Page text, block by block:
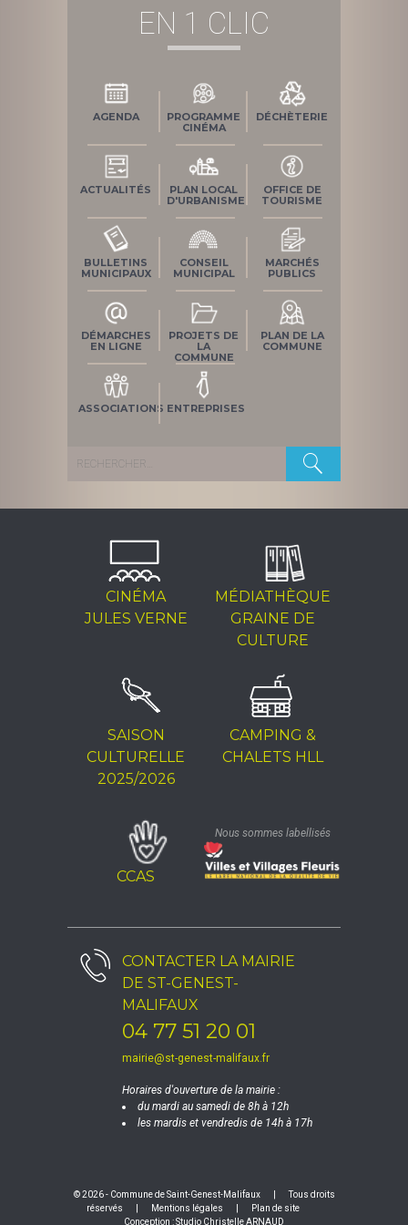
EN 1 CLIC
AGENDA
PROGRAMME
CINÉMA
DÉCHÈTERIE
ACTUALITÉS
PLAN LOCAL
D'URBANISME
OFFICE DE
TOURISME
BULLETINS
MUNICIPAUX
CONSEIL
MUNICIPAL
MARCHÉS
PUBLICS
DÉMARCHES
EN LIGNE
PROJETS DE
LA
COMMUNE
PLAN DE LA
COMMUNE
ASSOCIATIONS ENTREPRISES
Rechercher :
CINÉMA
JULES VERNE
MÉDIATHÈQUE
GRAINE DE
CULTURE
SAISON
CULTURELLE
2025/2026
CAMPING &
CHALETS HLL
CCAS
Nous sommes labellisés
CONTACTER LA MAIRIE
DE ST-GENEST-
MALIFAUX
04 77 51 20 01
mairie@st-genest-malifaux.fr
Horaires d'ouverture de la mairie :
du mardi au samedi de 8h à 12h
les mardis et vendredis de 14h à 17h
© 2026 - Commune de Saint-Genest-Malifaux
Tous droits
réservés
Mentions légales
Plan de site
Conception :Studio Christelle ARNAUD